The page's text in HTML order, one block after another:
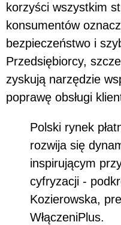
korzyści wszystkim
konsumentów
bezpieczeństwo i
Przedsiębiorcy,
zyskują narzędzie
poprawę obsługi
Polski rynek
rozwija się
inspirującym
cyfryzacji -
Kozierowska,
WłączeniPlus.